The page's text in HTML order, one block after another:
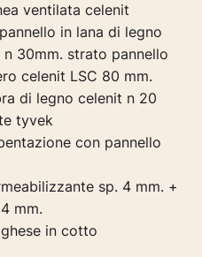
ventilata celenit
in lana di legno
30mm. strato pannello
celenit LSC 80 mm.
di legno celenit n 20
tyvek
con pannello
sp. 4 mm. +
mm.
in cotto